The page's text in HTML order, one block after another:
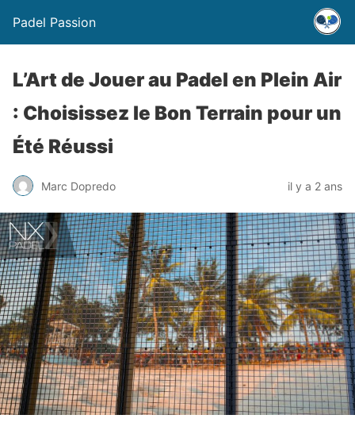
Padel Passion
L’Art de Jouer au Padel en Plein Air
: Choisissez le Bon Terrain pour un
Été Réussi
Marc Dopredo il y a 2 ans